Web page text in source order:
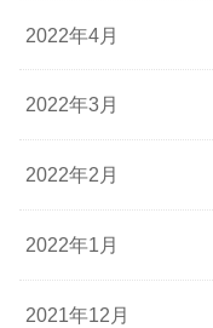
2022年4月
2022年3月
2022年2月
2022年1月
2021年12月